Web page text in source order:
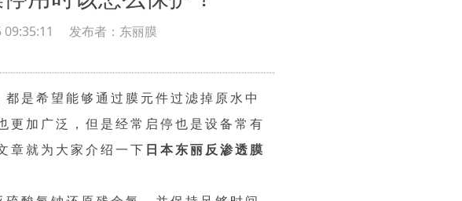
09:35:11 发布者：东丽膜
是希望能够通过膜元件过滤掉原水中
更加广泛，但是经常启停也是设备常有
章就为大家介绍一下 日本东丽反渗透膜